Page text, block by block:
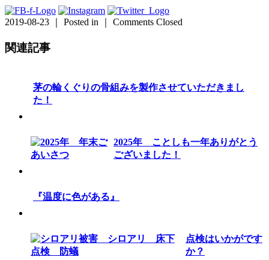
2019-08-23 ｜ Posted in ｜ Comments Closed
関連記事
茅の輪くぐりの骨組みを製作させていただきまし
た！
2025年 ことしも一年ありがとう
ございました！
『温度に色がある』
点検はいかがです
か？